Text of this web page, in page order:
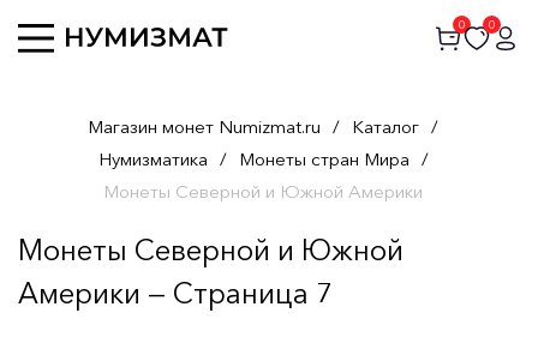
0 0
Магазин монет Numizmat.ru / Каталог /
Нумизматика / Монеты стран Мира /
Монеты Северной и Южной Америки
Монеты Северной и Южной
Америки — Страница 7